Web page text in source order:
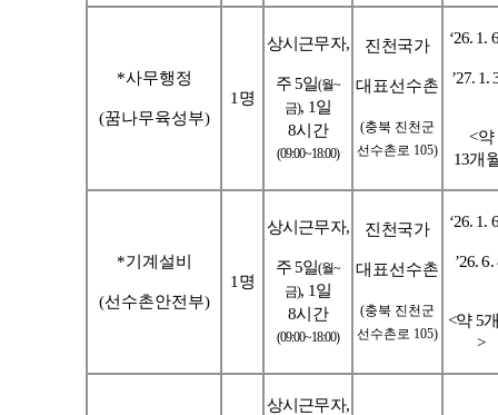
*사무행정
(꿈나무육성부)
1 명
상시근무자,
주5일(월~
금), 1일
8시간
(09:00~18:00)
진천국가
대표선수촌
(충북 진천군
선수촌로 105)
‘26. 1.
’27. 1.
<약
13개
*기계설비
(선수촌안전부)
1 명
상시근무자,
주5일(월~
금), 1일
8시간
(09:00~18:00)
진천국가
대표선수촌
(충북 진천군
선수촌로 105)
‘26. 1.
’26. 6.
<약5
>
상시근무자,